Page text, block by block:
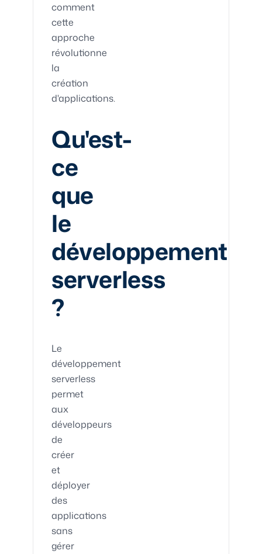
comment
cette
approche
révolutionne
la
création
d'applications.
Qu'est-
ce
que
le
développement
serverless
?
Le
développement
serverless
permet
aux
développeurs
de
créer
et
déployer
des
applications
sans
gérer